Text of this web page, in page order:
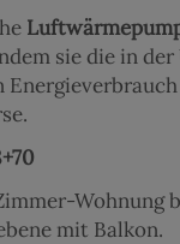
sie die in
mit Balkon.